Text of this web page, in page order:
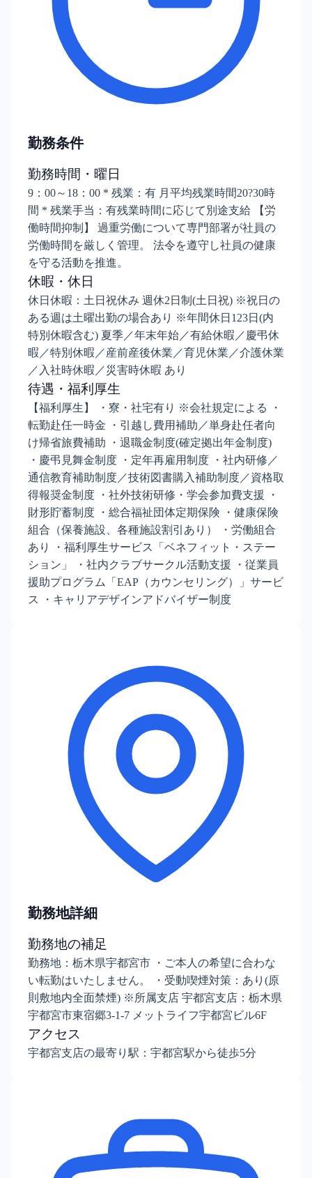
勤務条件
勤務時間・曜日
9：00～18：00 * 残業：有 月平均残業時間20?30時
間 * 残業手当：有残業時間に応じて別途支給 【労
働時間抑制】 過重労働について専門部署が社員の
労働時間を厳しく管理。 法令を遵守し社員の健康
を守る活動を推進。
休暇・休日
休日休暇：土日祝休み 週休2日制(土日祝) ※祝日の
ある週は土曜出勤の場合あり ※年間休日123日(内
特別休暇含む) 夏季／年末年始／有給休暇／慶弔休
暇／特別休暇／産前産後休業／育児休業／介護休業
／入社時休暇／災害時休暇 あり
待遇・福利厚生
【福利厚生】 ・寮・社宅有り ※会社規定による ・
転勤赴任一時金 ・引越し費用補助／単身赴任者向
け帰省旅費補助 ・退職金制度(確定拠出年金制度)
・慶弔見舞金制度 ・定年再雇用制度 ・社内研修／
通信教育補助制度／技術図書購入補助制度／資格取
得報奨金制度 ・社外技術研修・学会参加費支援 ・
財形貯蓄制度 ・総合福祉団体定期保険 ・健康保険
組合（保養施設、各種施設割引あり） ・労働組合
あり ・福利厚生サービス「ベネフィット・ステー
ション」 ・社内クラブサークル活動支援 ・従業員
援助プログラム「EAP（カウンセリング）」サービ
ス ・キャリアデザインアドバイザー制度
勤務地詳細
勤務地の補足
勤務地：栃木県宇都宮市 ・ご本人の希望に合わな
い転勤はいたしません。 ・受動喫煙対策：あり(原
則敷地内全面禁煙) ※所属支店 宇都宮支店：栃木県
宇都宮市東宿郷3-1-7 メットライフ宇都宮ビル6F
アクセス
宇都宮支店の最寄り駅：宇都宮駅から徒歩5分